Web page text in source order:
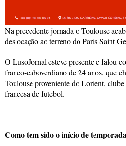
Na precedente jornada o Toulouse
deslocação ao terreno do Paris Saint
O LusoJornal esteve presente e falou
franco-caboverdiano de 24 anos, que
Toulouse proveniente do Lorient,
francesa de futebol.
Como tem sido o início de